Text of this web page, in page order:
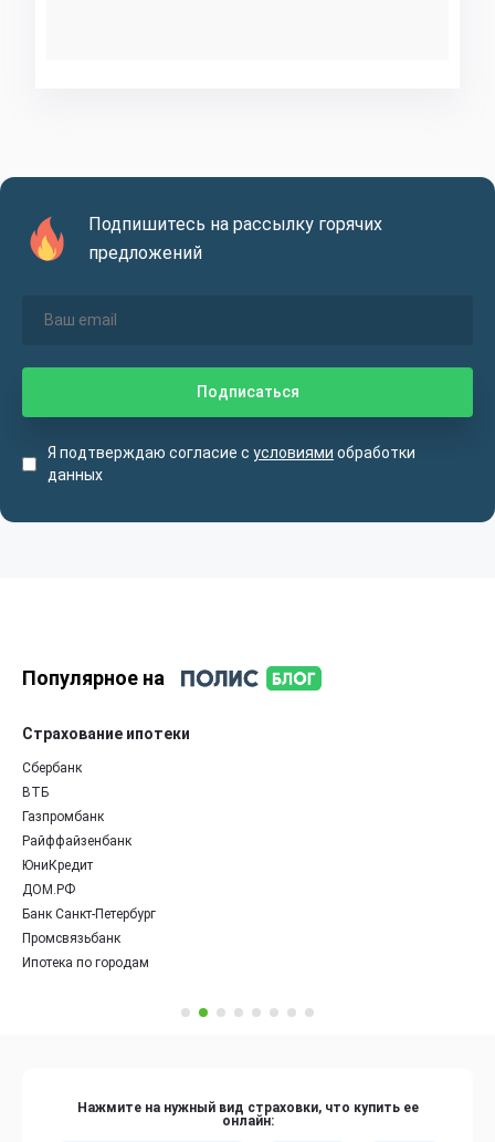
Подпишитесь на рассылку горячих
предложений
Я подтверждаю согласие с условиями обработки
данных
Популярное на
Страхование ипотеки
Сбербанк
ВТБ
Газпромбанк
Райффайзенбанк
ЮниКредит
ДОМ.РФ
Банк Санкт-Петербург
Промсвязьбанк
Ипотека по городам
Нажмите на нужный вид страховки, что купить ее
онлайн: